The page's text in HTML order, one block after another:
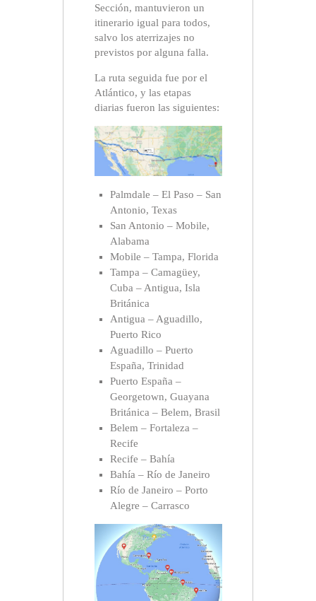
Sección, mantuvieron un
itinerario igual para todos,
salvo los aterrizajes no
previstos por alguna falla.
La ruta seguida fue por el
Atlántico, y las etapas
diarias fueron las siguientes:
Palmdale – El Paso – San
Antonio, Texas
San Antonio – Mobile,
Alabama
Mobile – Tampa, Florida
Tampa – Camagüey,
Cuba – Antigua, Isla
Británica
Antigua – Aguadillo,
Puerto Rico
Aguadillo – Puerto
España, Trinidad
Puerto España –
Georgetown, Guayana
Británica – Belem, Brasil
Belem – Fortaleza –
Recife
Recife – Bahía
Bahía – Río de Janeiro
Río de Janeiro – Porto
Alegre – Carrasco